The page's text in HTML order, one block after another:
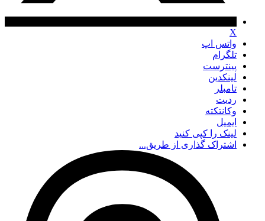
X
واتس اپ
تلگرام
پینترست
لینکدین
تامبلر
ردیت
وکانتکته
ایمیل
لینک را کپی کنید
اشتراک گذاری از طریق...